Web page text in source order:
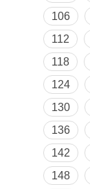
106
112
118
124
130
136
142
148